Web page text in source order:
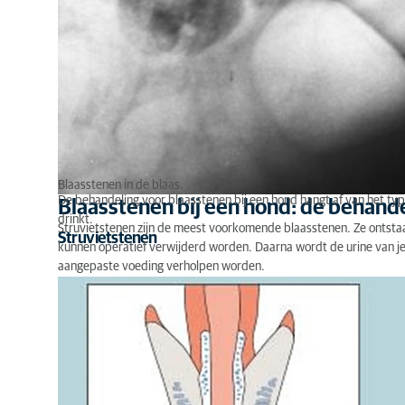
Blaasstenen in de blaas.
Blaasstenen bij een hond: de
De behandeling voor blaasstenen bij een hond hangt af van het
drinkt.
Struvietstenen
Struvietstenen zijn de meest voorkomende blaasstenen. Ze
kunnen operatief verwijderd worden. Daarna wordt de urine van
aangepaste voeding verholpen worden.